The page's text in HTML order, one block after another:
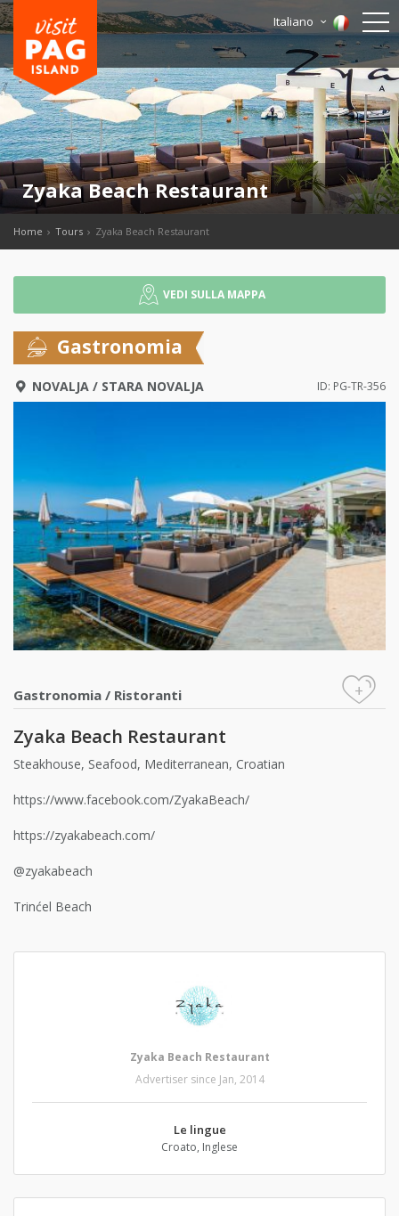
Italiano
Zyaka Beach Restaurant
Home Tours Zyaka Beach Restaurant
VEDI SULLA MAPPA
Gastronomia
NOVALJA/ STARA NOVALJA ID: PG-TR-356
Gastronomia / Ristoranti +
Zyaka Beach Restaurant
Steakhouse, Seafood, Mediterranean, Croatian
https://www.facebook.com/ZyakaBeach/
https://zyakabeach.com/
@zyakabeach
Trinćel Beach
Zyaka Beach Restaurant
Advertiser since Jan, 2014
Le lingue
Croato, Inglese